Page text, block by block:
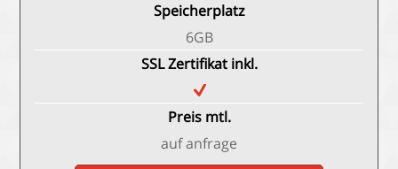
Speicherplatz
6GB
SSL Zertifikat inkl.
Preis mtl.
auf anfrage